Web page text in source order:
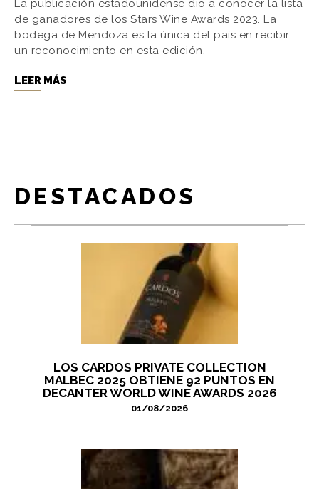
La publicación estadounidense dio a conocer la lista
de ganadores de los Stars Wine Awards 2023. La
bodega de Mendoza es la única del país en recibir
un reconocimiento en esta edición.
LEER MÁS
DESTACADOS
LOS CARDOS PRIVATE COLLECTION
MALBEC 2025 OBTIENE 92 PUNTOS EN
DECANTER WORLD WINE AWARDS 2026
01/08/2026